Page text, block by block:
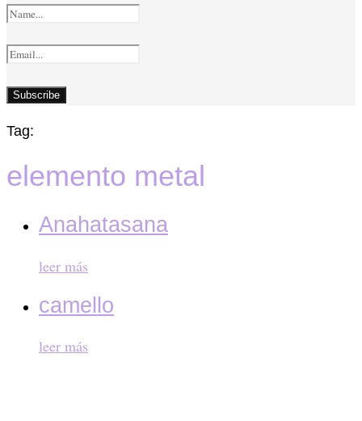
Tag:
elemento metal
Anahatasana
leer más
camello
leer más